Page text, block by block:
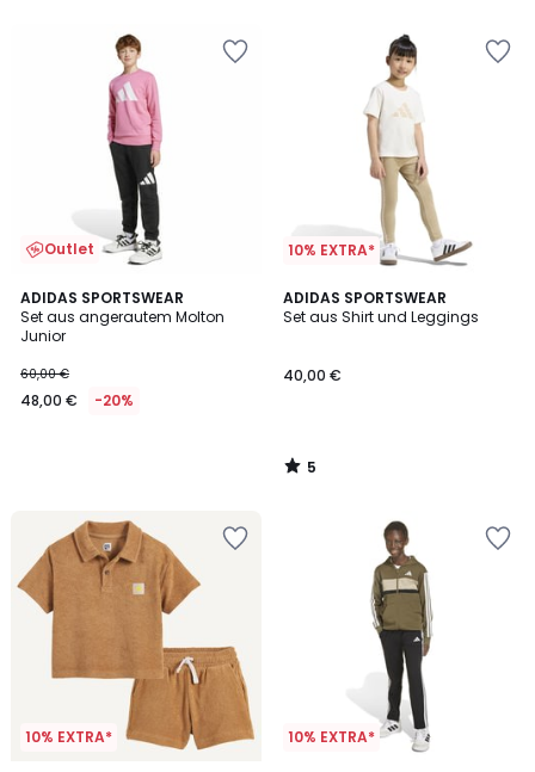
Outlet
ADIDAS SPORTSWEAR
Set aus angerautem Molton
Junior
60,00 €
48,00 € -20%
10% EXTRA*
ADIDAS SPORTSWEAR
Set aus Shirt und Leggings
40,00 €
5
/
5
/
10% EXTRA* 10% EXTRA*